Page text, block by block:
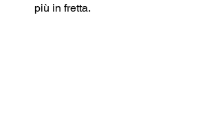
più in fretta.